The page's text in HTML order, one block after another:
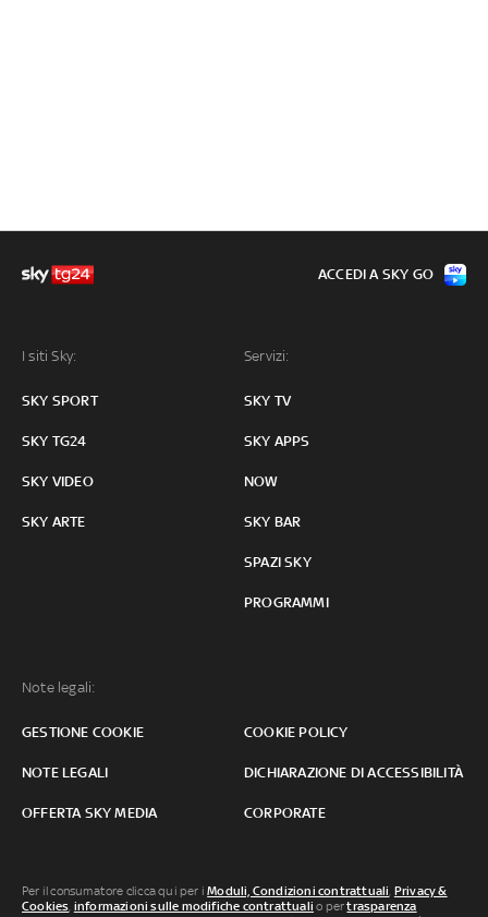
I siti Sky:
SKY SPORT
SKY TG24
SKY VIDEO
SKY ARTE
Servizi:
SKY TV
SKY APPS
NOW
SKY BAR
SPAZI SKY
PROGRAMMI
Note legali:
GESTIONE COOKIE COOKIE POLICY
NOTE LEGALI DICHIARAZIONE DI ACCESSIBILITÀ
OFFERTA SKY MEDIA CORPORATE
ACCEDI A SKY GO
Per il consumatore clicca qui per iModuli, Condizioni contrattuali, Privacy &
Cookies, informazioni sulle modifiche contrattuali o pertrasparenza